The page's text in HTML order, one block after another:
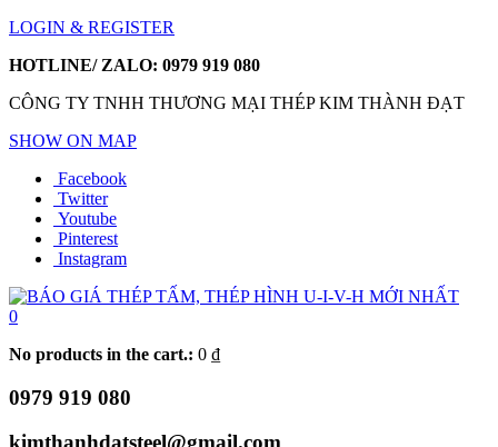
LOGIN & REGISTER
HOTLINE/ ZALO: 0979 919 080
CÔNG TY TNHH THƯƠNG MẠI THÉP KIM THÀNH ĐẠT
SHOW ON MAP
Facebook
Twitter
Youtube
Pinterest
Instagram
0
No products in the cart.: 0 ₫
0979 919 080